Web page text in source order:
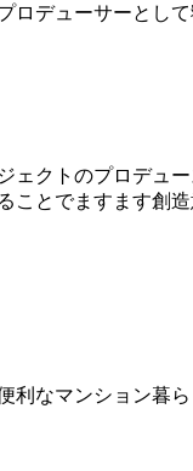
デューサーとし
クトのプロデュ
とでますます創
なマンション暮